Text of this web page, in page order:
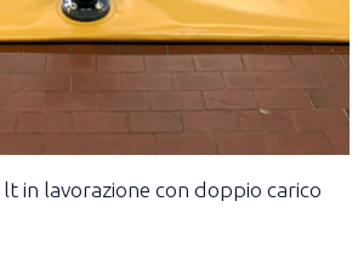
in lavorazione con doppio carico